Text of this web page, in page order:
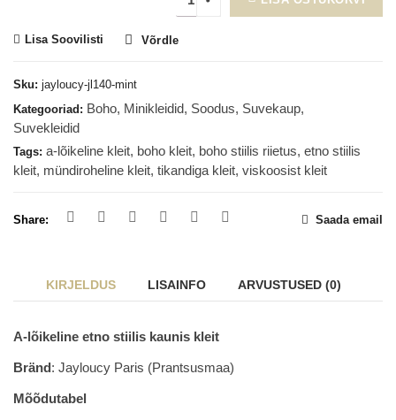
Lisa Soovilisti Võrdle
Sku: jayloucy-jl140-mint
Kategooriad: Boho, Minikleidid, Soodus, Suvekaup,
Suvekleidid
Tags: a-lõikeline kleit, boho kleit, boho stiilis riietus, etno stiilis
kleit, mündiroheline kleit, tikandiga kleit, viskoosist kleit
Share: Saada email
KIRJELDUS LISAINFO ARVUSTUSED (0)
A-lõikeline etno stiilis kaunis kleit
Bränd: Jayloucy Paris (Prantsusmaa)
Mõõdutabel